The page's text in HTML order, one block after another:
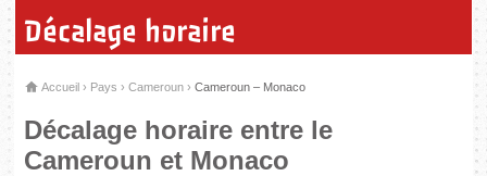
Décalage horaire
Accueil › Pays ›Cameroun ›Cameroun – Monaco
Décalage horaire entre le
Cameroun et Monaco